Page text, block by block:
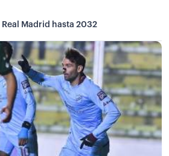
Madrid hasta 2032